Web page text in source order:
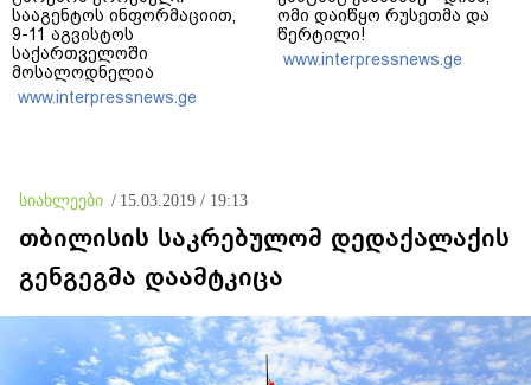
სააგენტოს ინფორმაციით,
9-11 აგვისტოს
საქართველოში
მოსალოდნელია
დროგამოშვებით წვიმა
www.interpressnews.ge
ომი დაიწყო რუსეთმა და
წერტილი!
www.interpressnews.ge
სიახლეები / 15.03.2019 / 19:13
თბილისის საკრებულომ დედაქალაქის
გენგეგმა დაამტკიცა